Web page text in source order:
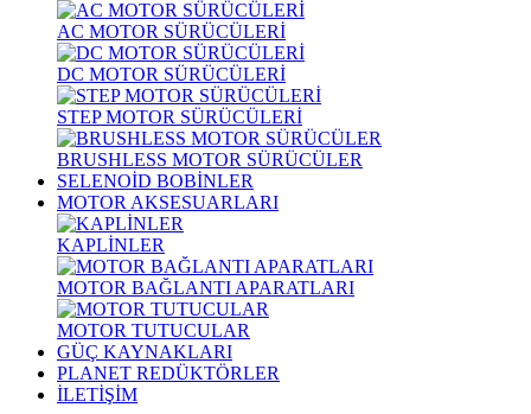
AC MOTOR SÜRÜCÜLERİ
DC MOTOR SÜRÜCÜLERİ
STEP MOTOR SÜRÜCÜLERİ
BRUSHLESS MOTOR SÜRÜCÜLER
SELENOİD BOBİNLER
MOTOR AKSESUARLARI
KAPLİNLER
MOTOR BAĞLANTI APARATLARI
MOTOR TUTUCULAR
GÜÇ KAYNAKLARI
PLANET REDÜKTÖRLER
İLETİŞİM